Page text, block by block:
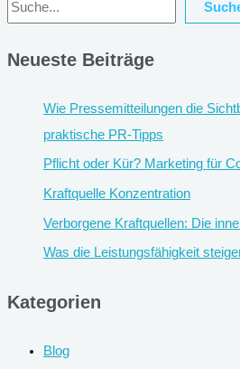
Neueste Beiträge
Wie Pressemitteilungen die
praktische PR-Tipps
Pflicht oder Kür? Marketing für
Kraftquelle Konzentration
Verborgene Kraftquellen: Die
Was die Leistungsfähigkeit
Kategorien
Blog